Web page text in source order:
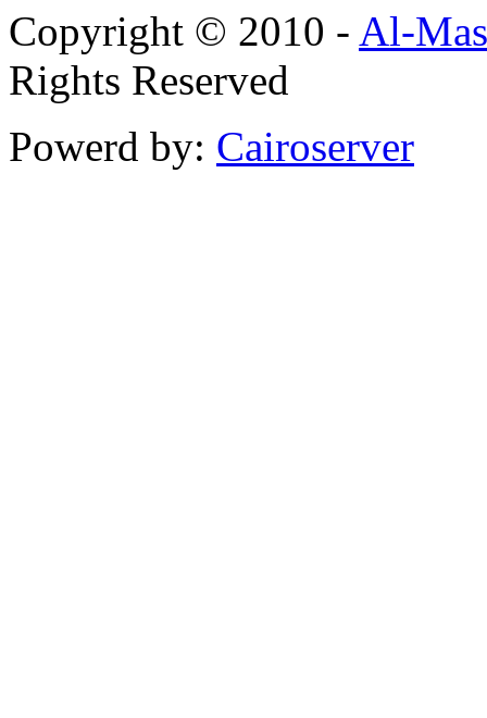
Copyright © 2010 - Al-
Rights Reserved
Powerd by: Cairoserver